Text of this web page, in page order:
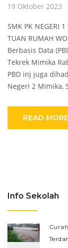
19 Oktober 2023
SMK PK NEGERI
TUAN RUMAH
Berbasis Data
Tekrek Mimika
PBD inj juga
Negeri 2 Mimika,
READ MORE
Info Sekolah